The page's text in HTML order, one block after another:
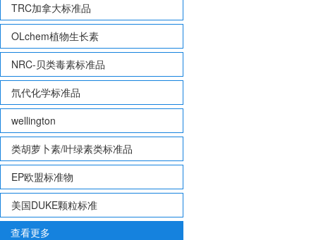
TRC加拿大标准品
OLchem植物生长素
NRC-贝类毒素标准品
氘代化学标准品
wellington
类胡萝卜素/叶绿素类标准品
EP欧盟标准物
美国DUKE颗粒标准
查看更多